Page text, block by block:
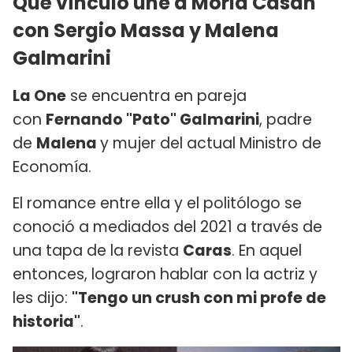
con Sergio Massa y Malena
Galmarini
La One se encuentra en pareja
con Fernando "Pato" Galmarini, padre
de Malenay mujer del actual Ministro de
Economía.
El romance entre ella y el politólogo se
conoció a mediados del 2021 a través de
una tapa de la revista Caras. En aquel
entonces, lograron hablar con la actriz y
les dijo: "Tengo un crush con mi profe de
historia".